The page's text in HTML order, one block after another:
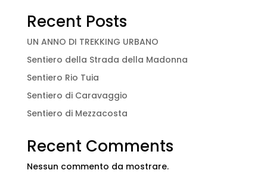
Recent Posts
UN ANNO DI TREKKING URBANO
Sentiero della Strada della Madonna
Sentiero Rio Tuia
Sentiero di Caravaggio
Sentiero di Mezzacosta
Recent Comments
Nessun commento da mostrare.